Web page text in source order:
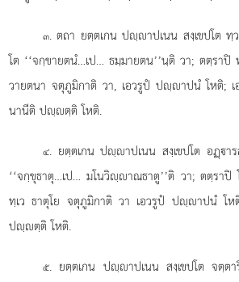
๓. ตถา ยตฺตเกน ปฺาปเนน สงฺเขปโต ทฺ
โต ‘‘จกฺขายตนํ…เป… ธมฺมายตน’’นฺติ วา; ตตฺราปิ
วายตนา จตุภูมิกาติ วา, เอวรูปํ ปฺาปนํ โหติ;
นานีติ ปฺตฺติ โหติ.
๔. ยตฺตเกน ปฺาปเนน สงฺเขปโต อฏฺา
‘‘จกฺขุธาตุ…เป… มโนวิฺาณธาตู’’ติ วา; ตตฺราปิ
ทฺเว ธาตุโย จตุภูมิกาติ วา เอวรูปํ ปฺาปนํ โห
ปฺตฺติ โหติ.
๕. ยตฺตเกน ปฺาปเนน สงฺเขปโต จตฺต